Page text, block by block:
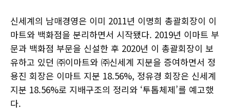
신세계의 남매경영은 이미 2011년 이명희 총괄회장이 이
마트와 백화점을 분리하면서 시작됐다. 2019년 이마트 부
문과 백화점 부문을 신설한 후 2020년 이 총괄회장이 보
유하고 있던 ㈜이마트와 ㈜신세계 지분을 증여하면서 정
용진 회장은 이마트 지분 18.56%, 정유경 회장은 신세계
지분 18.56%로 지배구조의 정리와 ‘투톱체제’를 예고했
다.